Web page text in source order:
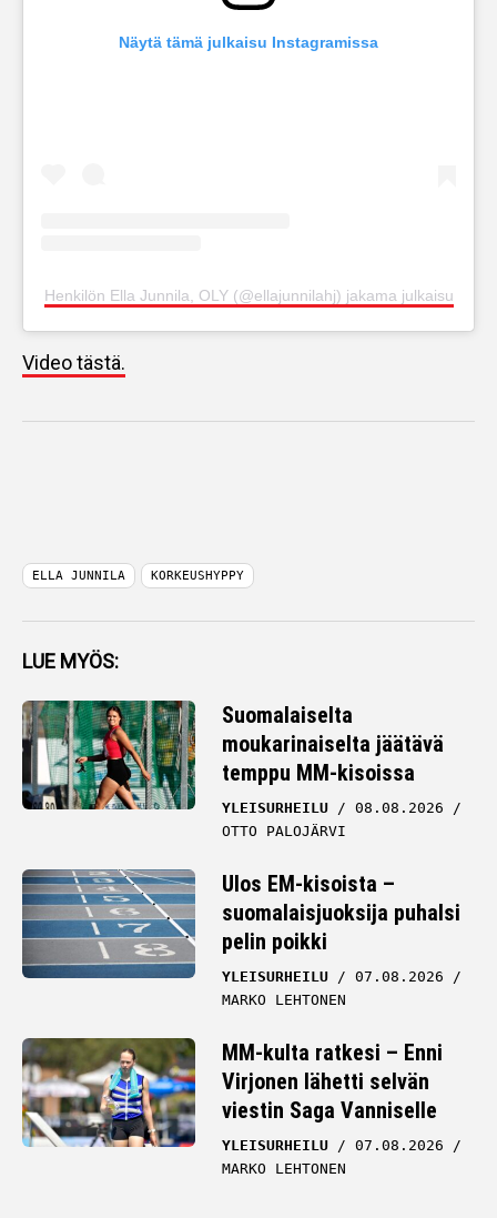
Näytä tämä julkaisu Instagramissa
Henkilön Ella Junnila, OLY (@ellajunnilahj) jakama julkaisu
Video tästä.
ELLA JUNNILA KORKEUSHYPPY
LUE MYÖS:
Suomalaiselta
moukarinaiselta jäätävä
temppu MM-kisoissa
YLEISURHEILU
08.08.2026
OTTO PALOJÄRVI
Ulos EM-kisoista –
suomalaisjuoksija puhalsi
pelin poikki
YLEISURHEILU
07.08.2026
MARKO LEHTONEN
MM-kulta ratkesi – Enni
Virjonen lähetti selvän
viestin Saga Vanniselle
YLEISURHEILU
07.08.2026
MARKO LEHTONEN